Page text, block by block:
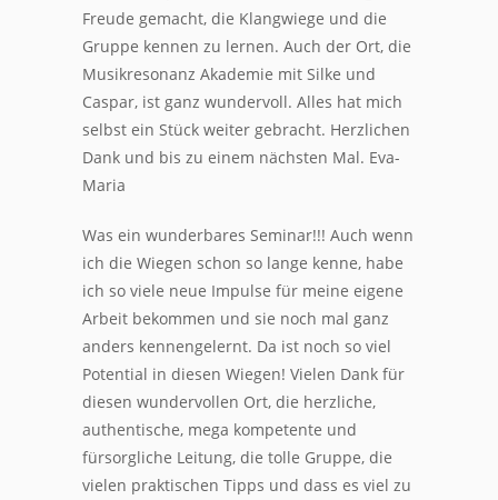
Freude gemacht, die Klangwiege und die
Gruppe kennen zu lernen. Auch der Ort, die
Musikresonanz Akademie mit Silke und
Caspar, ist ganz wundervoll. Alles hat mich
selbst ein Stück weiter gebracht. Herzlichen
Dank und bis zu einem nächsten Mal. Eva-
Maria
Was ein wunderbares Seminar!!! Auch wenn
ich die Wiegen schon so lange kenne, habe
ich so viele neue Impulse für meine eigene
Arbeit bekommen und sie noch mal ganz
anders kennengelernt. Da ist noch so viel
Potential in diesen Wiegen! Vielen Dank für
diesen wundervollen Ort, die herzliche,
authentische, mega kompetente und
fürsorgliche Leitung, die tolle Gruppe, die
vielen praktischen Tipps und dass es viel zu